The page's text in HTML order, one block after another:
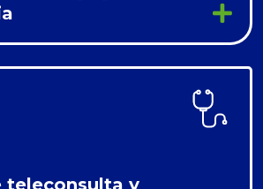
teleconsulta y